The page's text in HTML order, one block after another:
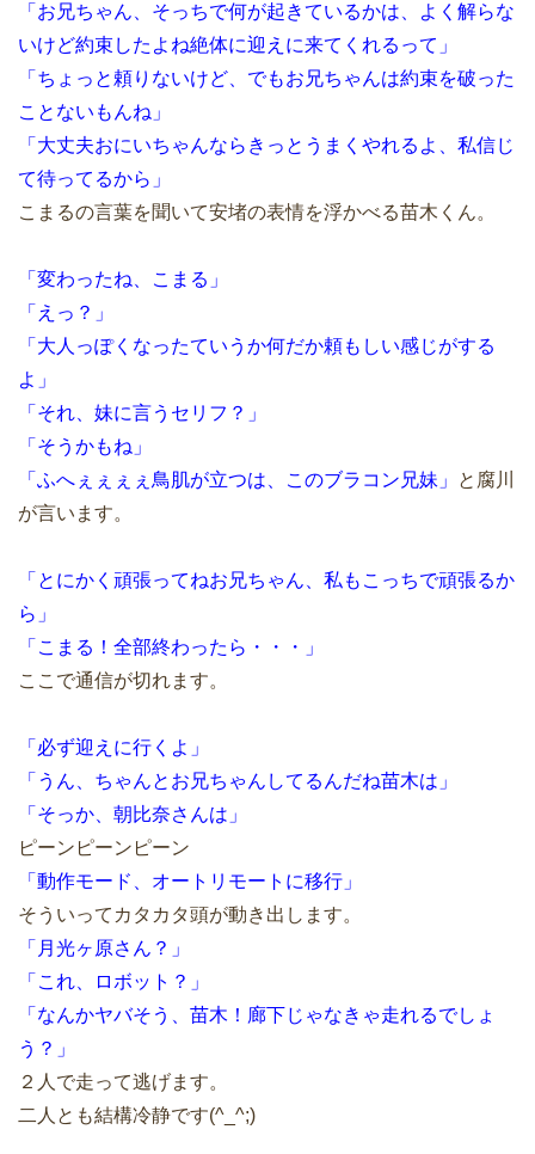
「お兄ちゃん、そっちで何が起きているかは、よく解らな
いけど約束したよね絶体に迎えに来てくれるって」
「ちょっと頼りないけど、でもお兄ちゃんは約束を破った
ことないもんね」
「大丈夫おにいちゃんならきっとうまくやれるよ、私信じ
て待ってるから」
こまるの言葉を聞いて安堵の表情を浮かべる苗木くん。
「変わったね、こまる」
「えっ？」
「大人っぽくなったていうか何だか頼もしい感じがする
よ」
「それ、妹に言うセリフ？」
「そうかもね」
「ふへぇぇぇぇ鳥肌が立つは、このブラコン兄妹」
と腐川
が言います。
「とにかく頑張ってねお兄ちゃん、私もこっちで頑張るか
ら」
「こまる！全部終わったら・・・」
ここで通信が切れます。
「必ず迎えに行くよ」
「うん、ちゃんとお兄ちゃんしてるんだね苗木は」
「そっか、朝比奈さんは」
ピーンピーンピーン
「動作モード、オートリモートに移行」
そういってカタカタ頭が動き出します。
「月光ヶ原さん？」
「これ、ロボット？」
「なんかヤバそう、苗木！廊下じゃなきゃ走れるでしょ
う？」
２人で走って逃げます。
二人とも結構冷静です(^_^;)